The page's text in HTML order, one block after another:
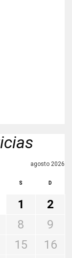
agosto 2026
S D
1
2
8
9
15
16